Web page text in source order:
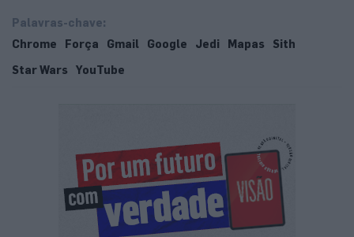
Palavras-chave:
Chrome
Força Gmail Google Jedi Mapas
Sith
Star Wars
YouTube